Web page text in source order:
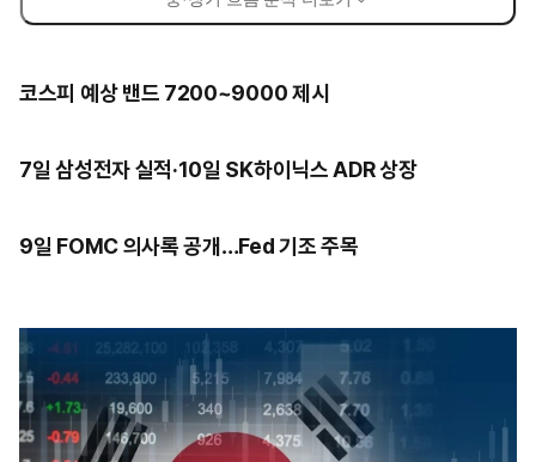
코스피 예상 밴드 7200~9000 제시
7일 삼성전자 실적·10일 SK하이닉스 ADR 상장
9일 FOMC 의사록 공개…Fed 기조 주목